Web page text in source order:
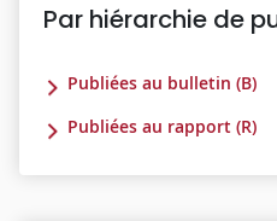
Par hiérarchie de
Publiées au bulletin (B)
Publiées au rapport (R)